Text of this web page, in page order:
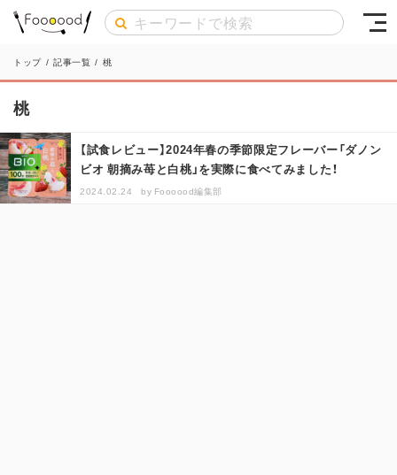
トップ / 記事一覧 / 桃
桃
【試食レビュー】2024年春の季節限定フレーバー「ダノン
ビオ 朝摘み苺と白桃」を実際に食べてみました！
2024.02.24 by Foooood編集部